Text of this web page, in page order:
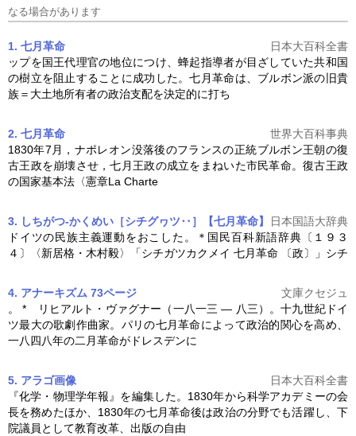
なる場合があります
1. 七月革命
日本大百科全書
ップを国王代理官の地位につけ、蜂起指導者が目ざしていた共和国
の樹立を阻止することに成功した。七月革命は、ブルボン派の旧貴
族＝大土地所有者の政治支配を決定的に打ち
2. 七月革命
世界大百科事典
1830年7月，ナポレオン没落後のフランスの正統ブルボン王朝の復
古王政を崩壊させ，七月王政の成立をまねいた市民革命。復古王政
の国家基本法〈憲章La Charte
3. しちがつ‐かくめい［シチグヮツ‥］【七月革命】
日本国語大辞典
ドイツの民族主義運動をおこした。＊国民百科新語辞典〔１９３
４〕〈新居格・木村毅〉「シチガツカクメイ 七月革命 〔政〕」シチ
4. アナーキズム 73ページ
文庫クセジュ
。 * リヒアルト・ヴァグナー（一八一三 ― 八三）。十九世紀ドイ
ツ最大の歌劇作曲家。パリの七月革命によって政治的関心を高め、
一八四八年の二月革命がドレスデンに
5. アラゴ画像
日本大百科全書
『化学・物理学年報』を編集した。1830年から科学アカデミーの会
長を務めたほか、1830年の七月革命後は政治の分野でも活躍し、下
院議員として教育改革、出版の自由